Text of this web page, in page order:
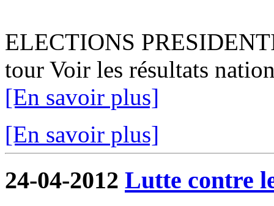
ELECTIONS
tour Voir les résultats
[En savoir plus]
[En savoir plus]
24-04-2012 Lutte contre